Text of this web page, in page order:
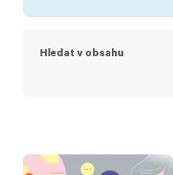
Hledat v obsahu